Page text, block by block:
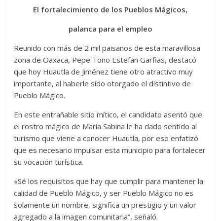
El fortalecimiento de los Pueblos Mágicos,
palanca para el empleo
Reunido con más de 2 mil paisanos de esta maravillosa
zona de Oaxaca, Pepe Toño Estefan Garfias, destacó
que hoy Huautla de Jiménez tiene otro atractivo muy
importante, al haberle sido otorgado el distintivo de
Pueblo Mágico.
En este entrañable sitio mítico, el candidato asentó que
el rostro mágico de María Sabina le ha dado sentido al
turismo que viene a conocer Huautla, por eso enfatizó
que es necesario impulsar esta municipio para fortalecer
su vocación turística.
«Sé los requisitos que hay que cumplir para mantener la
calidad de Pueblo Mágico, y ser Pueblo Mágico no es
solamente un nombre, significa un prestigio y un valor
agregado a la imagen comunitaria”, señaló.